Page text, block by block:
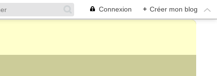
Connexion + Créer mon blog